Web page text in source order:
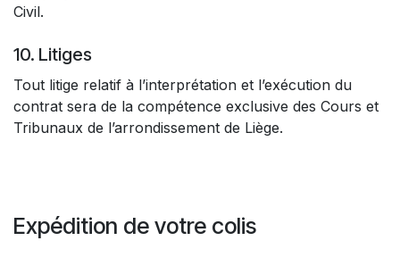
Civil.
10. Litiges
Tout litige relatif à l’interprétation et l’exécution du
contrat sera de la compétence exclusive des Cours et
Tribunaux de l’arrondissement de Liège.
Expédition de votre colis